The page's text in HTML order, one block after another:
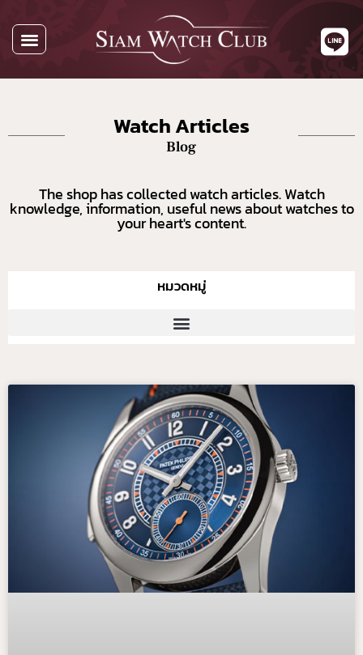
Watch Articles
Blog
The shop has collected watch articles. Watch
knowledge, information, useful news about watches to
your heart's content.
หมวดหมู่